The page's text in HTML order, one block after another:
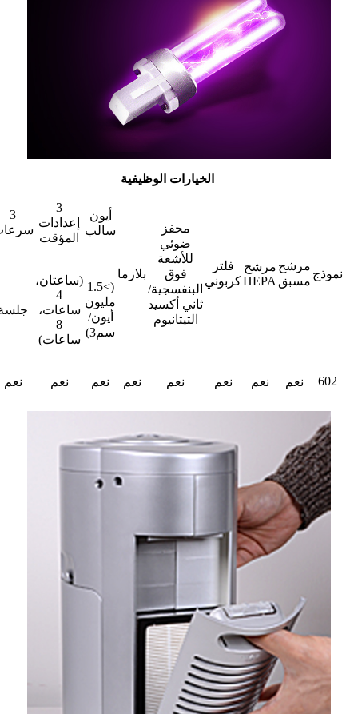
الخيارات الوظيفية
نموذج
مرشح
مسبق
مرشح
HEPA
فلتر
كربوني
محفز
ضوئي
للأشعة
فوق
البنفسجية/
ثاني أكسيد
التيتانيوم
بلازما
أيون
سالب
3
إعدادات
المؤقت
3
(>1.5
مليون
أيون/
سم3)
(ساعتان،
4
ساعات،
8
ساعات)
602 نعم نعم نعم نعم نعم نعم نعم نعم